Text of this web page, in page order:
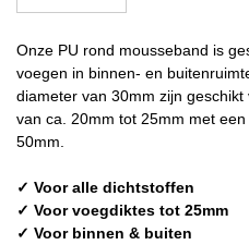
Onze PU rond mousseband is
voegen in binnen- en
diameter van 30mm zijn
van ca. 20mm tot 25mm met
50mm.
✓ Voor alle dichtstoffen
✓ Voor voegdiktes tot 25mm
✓ Voor binnen & buiten